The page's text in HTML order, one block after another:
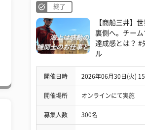
終了
【商船三井】
裏側へ。チー
達成感とは？ #
ル
開催日時 2026年06月30日(火)
開催場所 オンラインにて実施
募集人数 300名